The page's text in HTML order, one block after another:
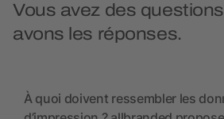
Vous avez des
avons les réponses.
À quoi doivent ressembler les